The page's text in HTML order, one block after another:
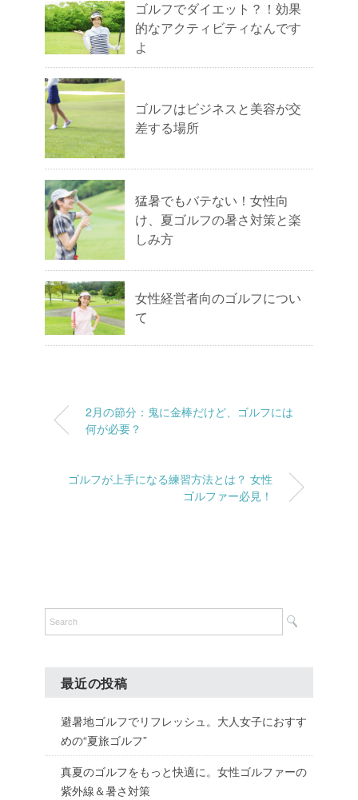
ゴルフでダイエット？！効果
的なアクティビティなんです
よ
ゴルフはビジネスと美容が交
差する場所
猛暑でもバテない！女性向
け、夏ゴルフの暑さ対策と楽
しみ方
女性経営者向のゴルフについ
て
2月の節分：鬼に金棒だけど、ゴルフには
何が必要？
ゴルフが上手になる練習方法とは？ 女性
ゴルファー必見！
最近の投稿
避暑地ゴルフでリフレッシュ。大人女子におすす
めの“夏旅ゴルフ”
真夏のゴルフをもっと快適に。女性ゴルファーの
紫外線＆暑さ対策